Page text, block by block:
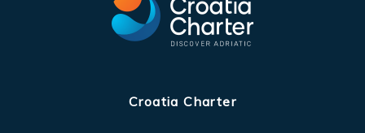
Croatia Charter